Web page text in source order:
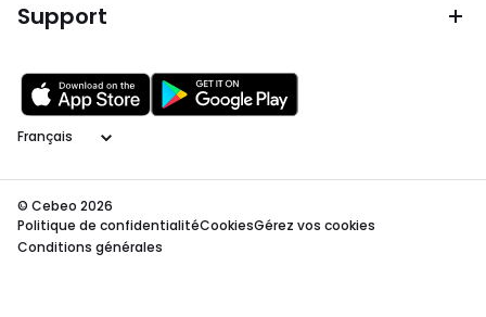
Support
Langage
© Cebeo 2026
Politique de confidentialitéCookiesGérez vos cookies
Conditions générales